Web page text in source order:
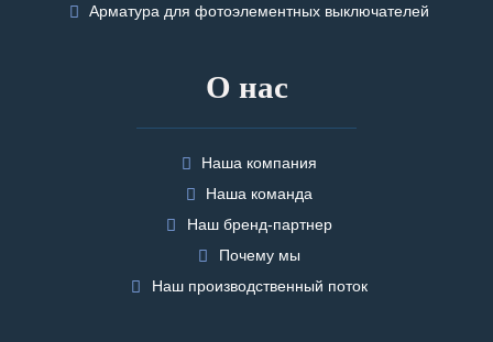
Арматура для фотоэлементных выключателей
О нас
Наша компания
Наша команда
Наш бренд-партнер
Почему мы
Наш производственный поток